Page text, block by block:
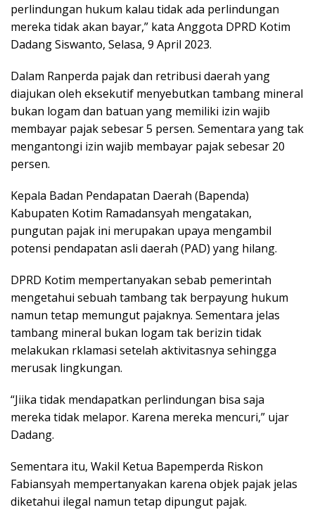
perlindungan hukum kalau tidak ada perlindungan
mereka tidak akan bayar,” kata Anggota DPRD Kotim
Dadang Siswanto, Selasa, 9 April 2023.
Dalam Ranperda pajak dan retribusi daerah yang
diajukan oleh eksekutif menyebutkan tambang mineral
bukan logam dan batuan yang memiliki izin wajib
membayar pajak sebesar 5 persen. Sementara yang tak
mengantongi izin wajib membayar pajak sebesar 20
persen.
Kepala Badan Pendapatan Daerah (Bapenda)
Kabupaten Kotim Ramadansyah mengatakan,
pungutan pajak ini merupakan upaya mengambil
potensi pendapatan asli daerah (PAD) yang hilang.
DPRD Kotim mempertanyakan sebab pemerintah
mengetahui sebuah tambang tak berpayung hukum
namun tetap memungut pajaknya. Sementara jelas
tambang mineral bukan logam tak berizin tidak
melakukan rklamasi setelah aktivitasnya sehingga
merusak lingkungan.
“Jiika tidak mendapatkan perlindungan bisa saja
mereka tidak melapor. Karena mereka mencuri,” ujar
Dadang.
Sementara itu, Wakil Ketua Bapemperda Riskon
Fabiansyah mempertanyakan karena objek pajak jelas
diketahui ilegal namun tetap dipungut pajak.